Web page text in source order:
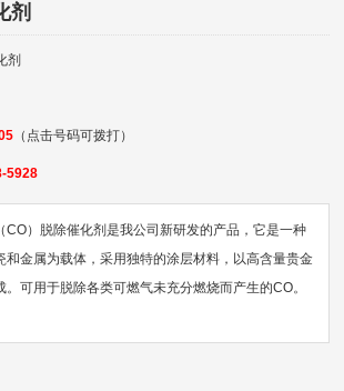
剂
剂
（点击号码可拨打）
5928
CO）脱除催化剂是我公司新研发的产品，它是一种
和金属为载体，采用独特的涂层材料，以高含量贵金
可用于脱除各类可燃气未充分燃烧而产生的CO。